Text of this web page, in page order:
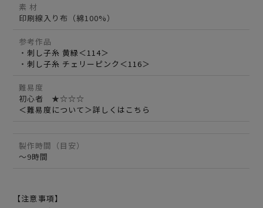
素 材
印刷線入り布（綿100%）
参考作品
・ 刺し子糸 黄緑＜114＞
・ 刺し子糸 チェリーピンク＜116＞
難易度
初心者 ★☆☆☆
＜難易度について＞詳しくはこちら
製作時間（目安）
～9時間
【注意事項】